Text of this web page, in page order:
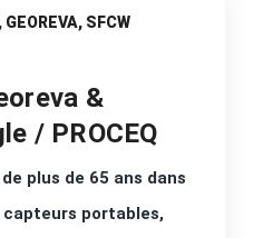
, GEOREVA, SFCW
&
/ PROCEQ
plus de 65 ans dans
capteurs portables,